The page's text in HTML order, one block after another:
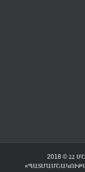
2018 © ՀՀ